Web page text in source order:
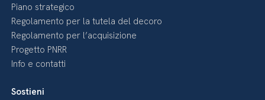
Piano strategico
Regolamento per la tutela del decoro
Regolamento per l’acquisizione
Progetto PNRR
Info e contatti
Sostieni